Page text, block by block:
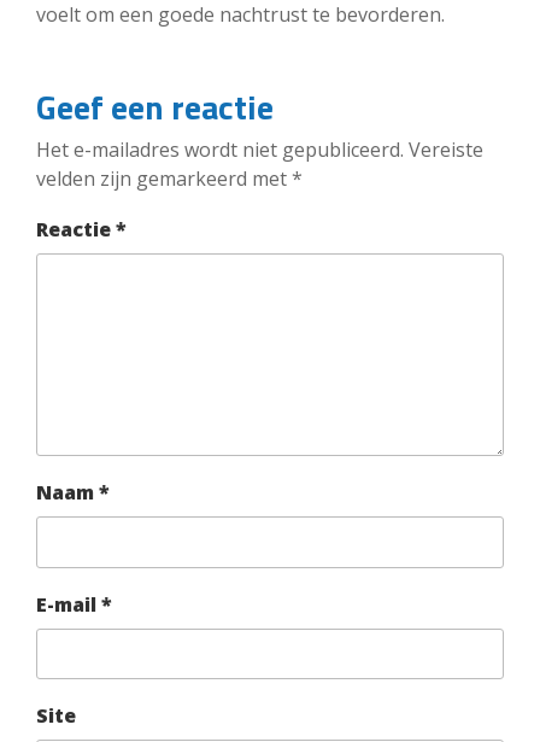
voelt om een goede nachtrust te bevorderen.
Geef een reactie
Het e-mailadres wordt niet gepubliceerd. Vereiste
velden zijn gemarkeerd met*
Reactie*
Naam *
E-mail *
Site